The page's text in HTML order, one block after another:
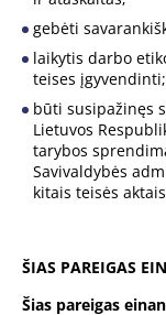
gebėti
laikytis darbo
teises įgyvendinti;
būti susipažinęs
Lietuvos
tarybos
Savivaldybės
kitais teisės
ŠIAS PAREIGAS
Šias pareigas